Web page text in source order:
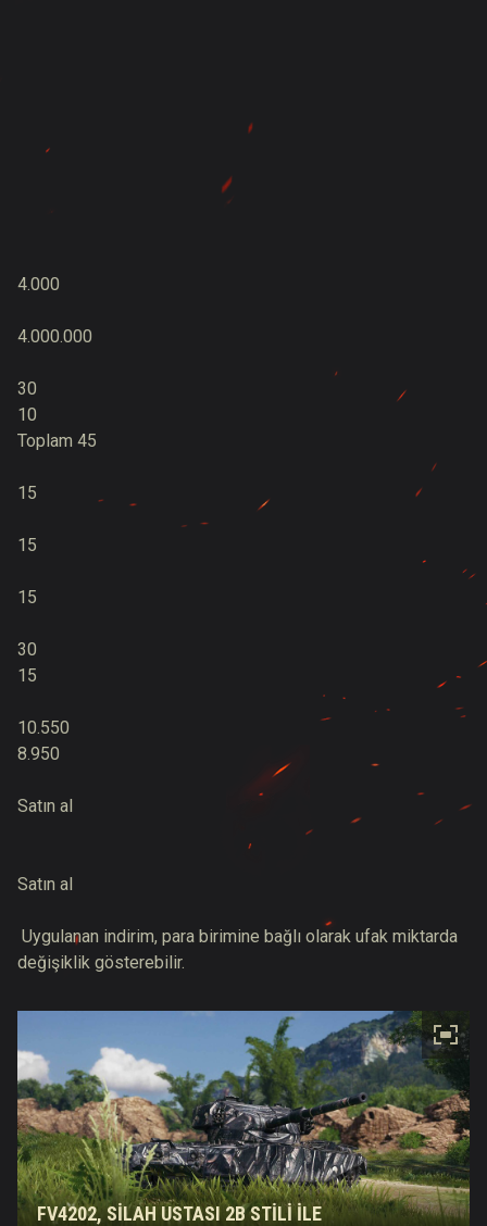
4.000
4.000.000
30
10
Toplam 45
15
15
15
30
15
10.550
8.950
Satın al
Satın al
Uygulanan indirim, para birimine bağlı olarak ufak miktarda
değişiklik gösterebilir.
FV4202, SILAH USTASI 2B STILI İLE